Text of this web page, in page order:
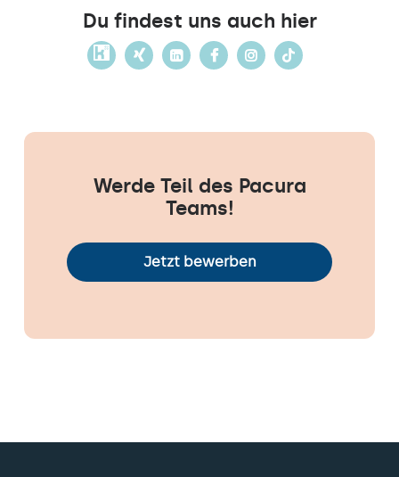
Du findest uns auch hier
Werde Teil des Pacura
Teams!
Jetzt bewerben